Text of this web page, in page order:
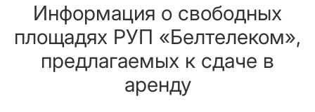
Информация о свободных
площадях РУП «Белтелеком»,
предлагаемых к сдаче в
аренду